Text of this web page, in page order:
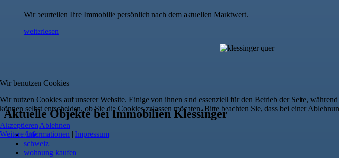
Wir beurteilen Ihre Immobilie persönlich nach dem aktuellen Marktwert.
weiterlesen
Aktuelle Objekte bei Immobilien Klessinger
Alle
schweiz
wohnung kaufen
Wir benutzen Cookies
Wir nutzen Cookies auf unserer Website. Einige von ihnen sind essenziell für den Betrieb der Seite,
können selbst entscheiden, ob Sie die Cookies zulassen möchten. Bitte beachten Sie, dass bei einer
Akzeptieren Ablehnen
Weitere Informationen | Impressum